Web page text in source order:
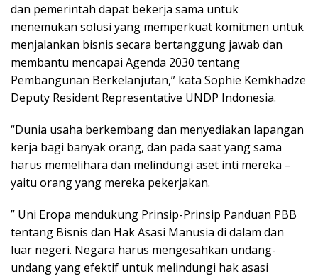
dan pemerintah dapat bekerja sama untuk
menemukan solusi yang memperkuat komitmen untuk
menjalankan bisnis secara bertanggung jawab dan
membantu mencapai Agenda 2030 tentang
Pembangunan Berkelanjutan,” kata Sophie Kemkhadze
Deputy Resident Representative UNDP Indonesia.
“Dunia usaha berkembang dan menyediakan lapangan
kerja bagi banyak orang, dan pada saat yang sama
harus memelihara dan melindungi aset inti mereka –
yaitu orang yang mereka pekerjakan.
” Uni Eropa mendukung Prinsip-Prinsip Panduan PBB
tentang Bisnis dan Hak Asasi Manusia di dalam dan
luar negeri. Negara harus mengesahkan undang-
undang yang efektif untuk melindungi hak asasi